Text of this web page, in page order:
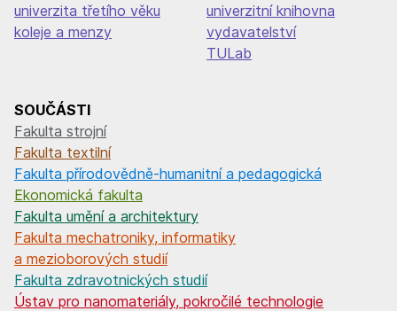
univerzita třetího věku
koleje a menzy
univerzitní knihovna
vydavatelství
TULab
SOUČÁSTI
Fakulta strojní
Fakulta textilní
Fakulta přírodovědně-humanitní a pedagogická
Ekonomická fakulta
Fakulta umění a architektury
Fakulta mechatroniky, informatiky
a mezioborových studií
Fakulta zdravotnických studií
Ústav pro nanomateriály, pokročilé technologie